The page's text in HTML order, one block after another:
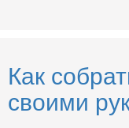
Как
своими